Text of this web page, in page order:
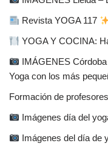
Revista YOGA 117
YOGA Y COCINA:
IMÁGENES
Yoga con los más
Formación de
Imágenes día del
Imágenes del día de